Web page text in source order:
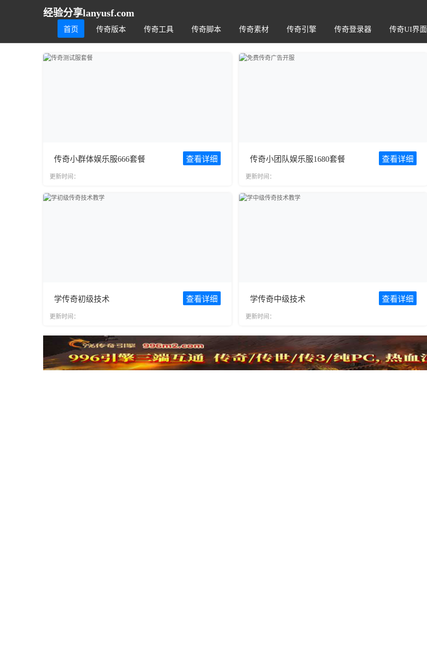
经验分享lanyusf.com
首页 传奇版本 传奇工具 传奇脚本 传奇素材 传奇引擎 传奇登录器 传奇UI界面
传奇小群体娱乐服666套餐 查看详细
更新时间：
传奇小团队娱乐服1680套餐 查看详细
更新时间：
学传奇初级技术 查看详细
更新时间：
学传奇中级技术 查看详细
更新时间：